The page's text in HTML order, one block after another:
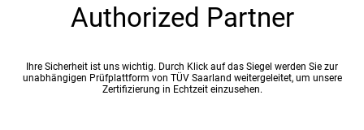
Authorized Partner
Ihre Sicherheit ist uns wichtig. Durch Klick auf das Siegel werden Sie zur
unabhängigen Prüfplattform von TÜV Saarland weitergeleitet, um unsere
Zertifizierung in Echtzeit einzusehen.